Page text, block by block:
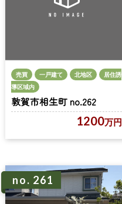
売買 一戸建て 北地区
居住誘
導区域内
敦賀市相生町 no.262
1200万円
no. 261